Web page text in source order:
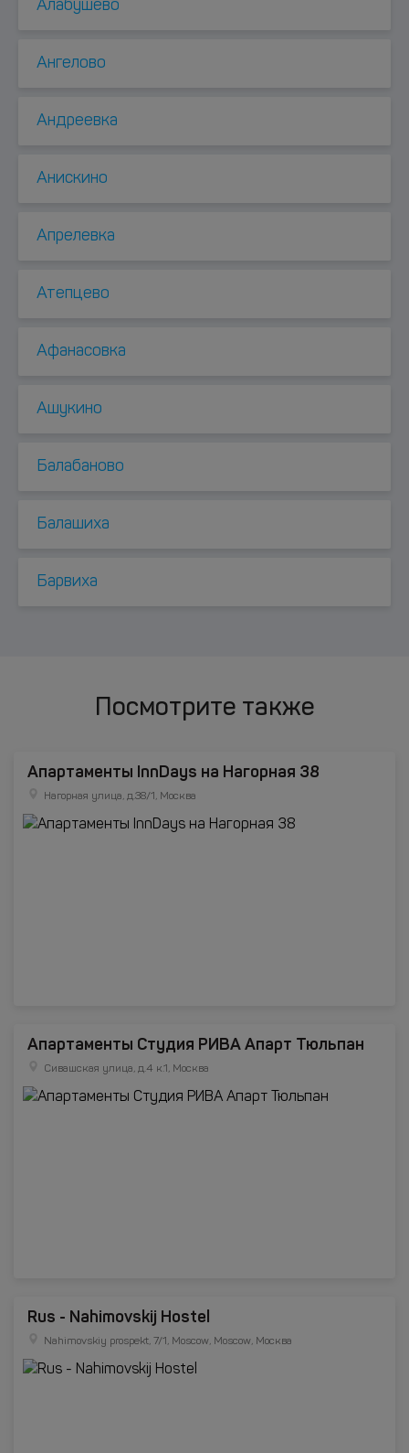
Алабушево
Ангелово
Андреевка
Анискино
Апрелевка
Атепцево
Афанасовка
Ашукино
Балабаново
Балашиха
Барвиха
Посмотрите также
Апартаменты InnDays на Нагорная 38
Нагорная улица, д.38/1, Москва
Апартаменты Студия РИВА Апарт Тюльпан
Сивашская улица, д.4 к.1, Москва
Rus - Nahimovskij Hostel
Nahimovskiy prospekt, 7/1, Moscow, Moscow, Москва